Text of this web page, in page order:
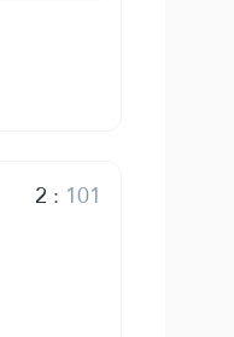
2 : 101